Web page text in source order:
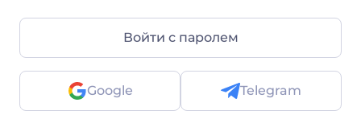
Войти с паролем
Google Telegram